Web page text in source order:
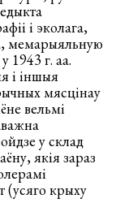
i эколага,
мемарыяльную
1943 г. аа.
i iншыя
мясцiнау
вельмi
у склад
якiя зараз
(усяго крыху